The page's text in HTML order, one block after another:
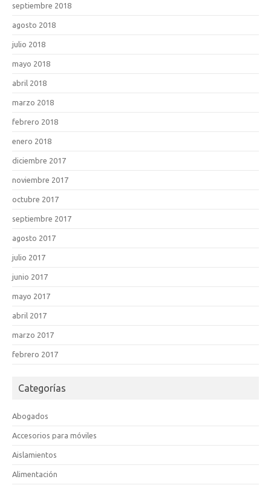
septiembre 2018
agosto 2018
julio 2018
mayo 2018
abril 2018
marzo 2018
febrero 2018
enero 2018
diciembre 2017
noviembre 2017
octubre 2017
septiembre 2017
agosto 2017
julio 2017
junio 2017
mayo 2017
abril 2017
marzo 2017
febrero 2017
Categorías
Abogados
Accesorios para móviles
Aislamientos
Alimentación